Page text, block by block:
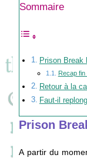
Sommaire
Prison Break
Recap
Retour à la
Faut-il
Prison
A partir du